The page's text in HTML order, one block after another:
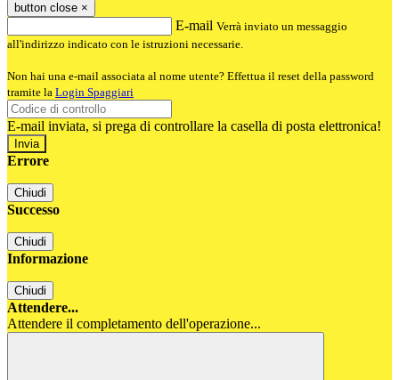
button close ×
E-mail Verrà inviato un messaggio
all'indirizzo indicato con le istruzioni necessarie.
Non hai una e-mail associata al nome utente? Effettua il reset della password
tramite la Login Spaggiari
E-mail inviata, si prega di controllare la casella di posta elettronica!
Errore
Chiudi
Successo
Chiudi
Informazione
Chiudi
Attendere...
Attendere il completamento dell'operazione...